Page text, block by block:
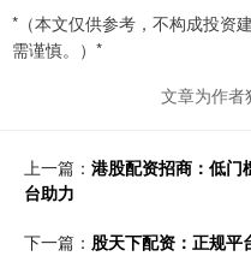
*（本文仅供参考，不构成投资
需谨慎。）*
文章为作者
上一篇： 港股配资招商：低门
台助力
下一篇： 股天下配资：正规平